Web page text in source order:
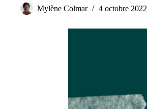
Mylène Colmar 4 octobre 2022